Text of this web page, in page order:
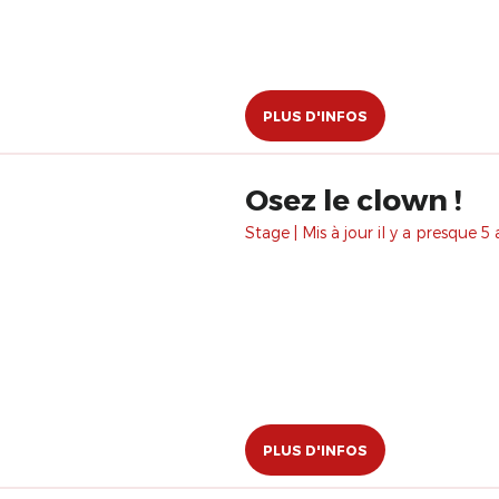
PLUS D'INFOS
Osez le clown !
Stage | Mis à jour il y a presque 5
PLUS D'INFOS